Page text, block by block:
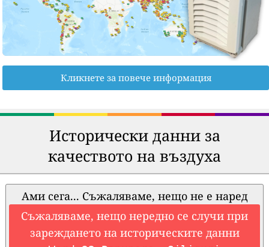
Кликнете за повече информация
Исторически данни за
качеството на въздуха
Ами сега... Съжаляваме, нещо не е наред
Съжаляваме, нещо нередно се случи при
зареждането на историческите данни